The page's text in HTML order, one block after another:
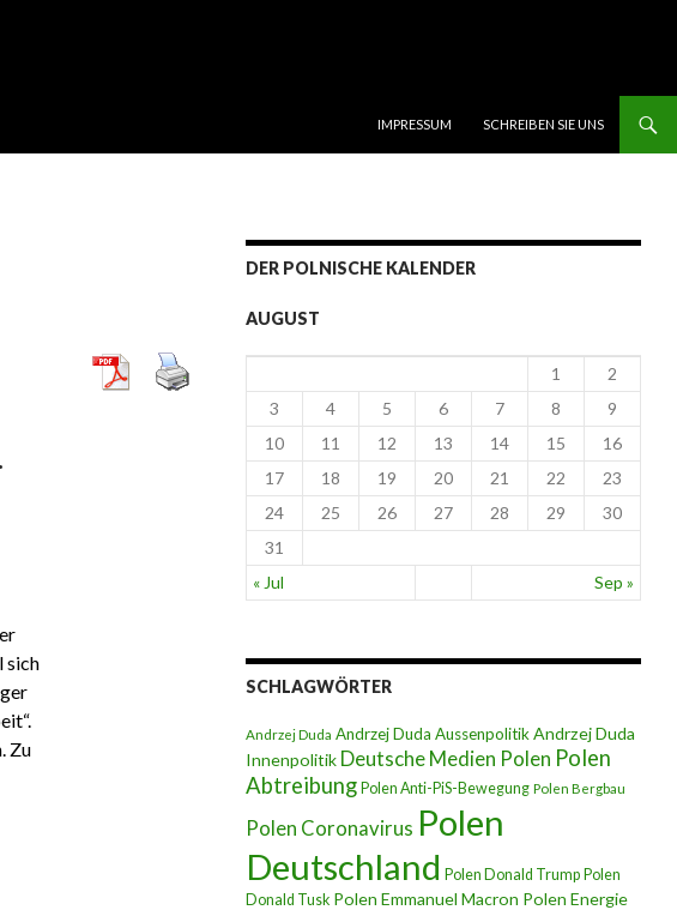
IMPRESSUM
SCHREIBEN SIE UNS
sich
Zu
Polen 9. Oktober – 15. Oktober 2016
DER POLNISCHE KALENDER
AUGUST
« Jul Sep »
1
2
3
4 5 6 7 8
9
10
11 12 13 14 15
16
17
18 19 20 21 22
23
24
25 26 27 28 29
30
31
SCHLAGWÖRTER
Andrzej Duda Andrzej Duda Aussenpolitik Andrzej Duda
Innenpolitik Deutsche Medien Polen Polen
Abtreibung Polen Anti-PiS-Bewegung Polen Bergbau
Polen Coronavirus Polen
Deutschland Polen Donald Trump Polen
Donald Tusk Polen Emmanuel Macron Polen Energie